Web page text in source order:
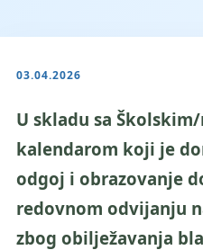
03.04.2026
U skladu sa
kalendarom koji je
odgoj i obrazovanje
redovnom odvijanju
zbog obilježavanja